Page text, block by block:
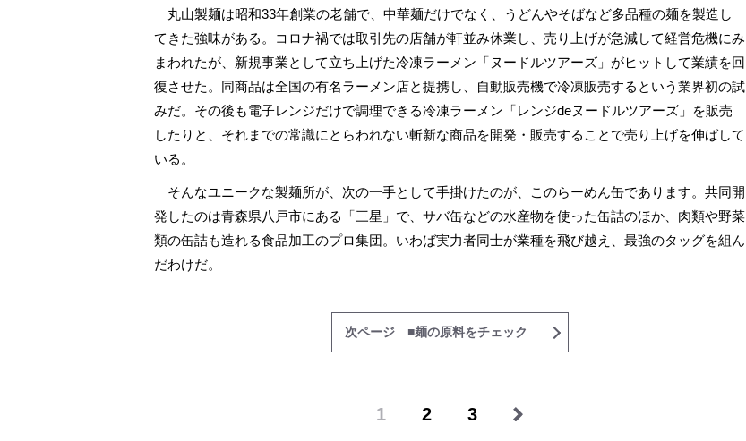
丸山製麺は昭和33年創業の老舗で、中華麺だけでなく、うどんやそばなど多品種の麺を製造し
てきた強味がある。コロナ禍では取引先の店舗が軒並み休業し、売り上げが急減して経営危機にみ
まわれたが、新規事業として立ち上げた冷凍ラーメン「ヌードルツアーズ」がヒットして業績を回
復させた。同商品は全国の有名ラーメン店と提携し、自動販売機で冷凍販売するという業界初の試
みだ。その後も電子レンジだけで調理できる冷凍ラーメン「レンジdeヌードルツアーズ」を販売
したりと、それまでの常識にとらわれない斬新な商品を開発・販売することで売り上げを伸ばして
いる。
そんなユニークな製麺所が、次の一手として手掛けたのが、このらーめん缶であります。共同開
発したのは青森県八戸市にある「三星」で、サバ缶などの水産物を使った缶詰のほか、肉類や野菜
類の缶詰も造れる食品加工のプロ集団。いわば実力者同士が業種を飛び越え、最強のタッグを組ん
だわけだ。
次ページ ■麺の原料をチェック
1 2 3